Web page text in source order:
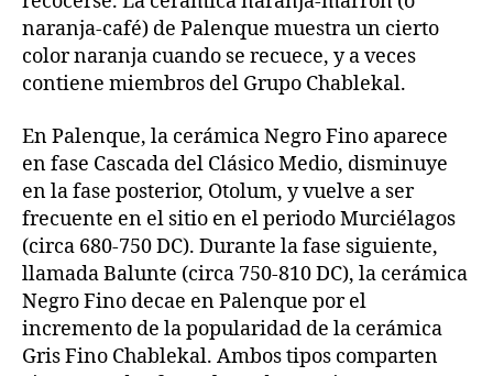
naranja-café) de Palenque muestra un cierto
color naranja cuando se recuece, y a veces
contiene miembros del Grupo Chablekal.
En Palenque, la cerámica Negro Fino aparece
en fase Cascada del Clásico Medio, disminuye
en la fase posterior, Otolum, y vuelve a ser
frecuente en el sitio en el periodo Murciélagos
(circa 680-750 DC). Durante la fase siguiente,
llamada Balunte (circa 750-810 DC), la cerámica
Negro Fino decae en Palenque por el
incremento de la popularidad de la cerámica
Gris Fino Chablekal. Ambos tipos comparten